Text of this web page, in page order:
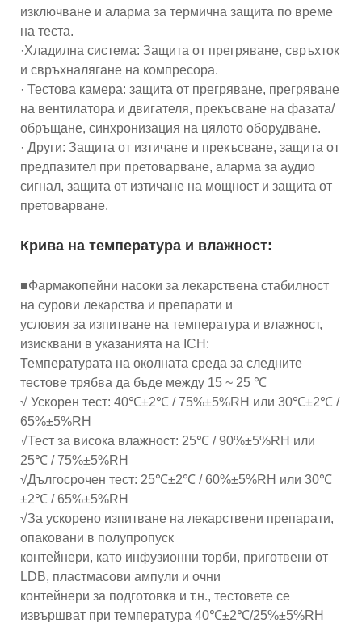
изключване и аларма за термична защита по време
на теста.
·Хладилна система: Защита от прегряване, свръхток
и свръхналягане на компресора.
· Тестова камера: защита от прегряване, прегряване
на вентилатора и двигателя, прекъсване на фазата/
обръщане, синхронизация на цялото оборудване.
· Други: Защита от изтичане и прекъсване, защита от
предпазител при претоварване, аларма за аудио
сигнал, защита от изтичане на мощност и защита от
претоварване.
Крива на температура и влажност:
■Фармакопейни насоки за лекарствена стабилност
на сурови лекарства и препарати и
условия за изпитване на температура и влажност,
изисквани в указанията на ICH:
Температурата на околната среда за следните
тестове трябва да бъде между 15 ~ 25 ℃
√ Ускорен тест: 40℃±2℃ / 75%±5%RH или 30℃±2℃ /
65%±5%RH
√Тест за висока влажност: 25℃ / 90%±5%RH или
25℃ / 75%±5%RH
√Дългосрочен тест: 25℃±2℃ / 60%±5%RH или 30℃
±2℃ / 65%±5%RH
√За ускорено изпитване на лекарствени препарати,
опаковани в полупропуск
контейнери, като инфузионни торби, приготвени от
LDB, пластмасови ампули и очни
контейнери за подготовка и т.н., тестовете се
извършват при температура 40℃±2℃/25%±5%RH